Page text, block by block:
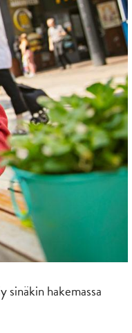
sinäkin hakemassa